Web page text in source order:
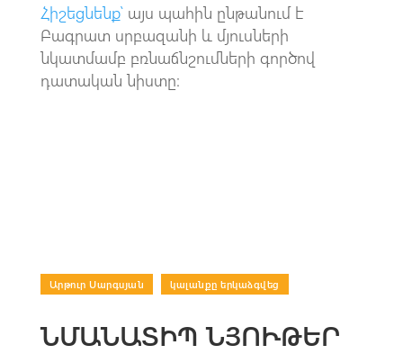
Հիշեցնենք՝այս պահին ընթանում է
Բագրատ սրբազանի և մյուսների
նկատմամբ բռնաճնշումների գործով
դատական նիստը։
Արթուր Սարգսյան կալանքը երկաձգվեց
ՆՄԱՆԱՏԻՊ ՆՅՈՒԹԵՐ